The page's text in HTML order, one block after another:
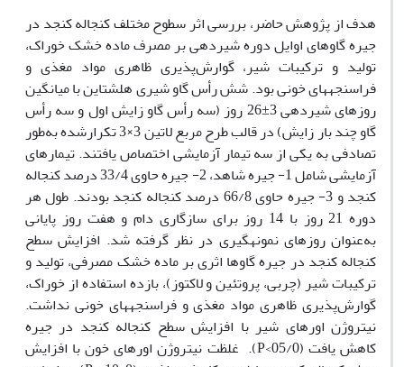
هدف از پژوهش حاضر، بررسی اثر سطوح مختلف کنجاله کنجد در
جیره گاوهای اوایل دوره شیردهی بر مصرف ماده خشک خوراک،
تولید و ترکیبات شیر، گوارش‌پذیری ظاهری مواد مغذی و
فراسنجه­های خونی بود. شش رأس گاو شیری هلشتاین با میانگین
روزهای شیردهی 3±26 روز (سه رأس گاو زایش اول و سه رأس
گاو چند بار زایش) در قالب طرح مربع لاتین 3×3 تکرارشده به‌طور
تصادفی به یکی از سه تیمار آزمایشی اختصاص یافتند. تیمارهای
آزمایشی شامل 1- جیره شاهد، 2- جیره حاوی 33/4 درصد کنجاله
کنجد و 3- جیره حاوی 66/8 درصد کنجاله کنجد بودند. طول هر
دوره 21 روز با 14 روز برای سازگاری دام و هفت روز پایانی
به‌عنوان روزهای نمونه­گیری در نظر گرفته شد. افزایش سطح
کنجاله کنجد در جیره گاوها اثری بر ماده خشک مصرفی، تولید و
ترکیبات شیر (چربی، پروتئین و لاکتوز)، بازده استفاده از خوراک،
گوارش‌پذیری ظاهری مواد مغذی و فراسنجه­های خونی نداشت.
نیتروژن اوره­ای شیر با افزایش سطح کنجاله کنجد در جیره
کاهش یافت (05/0>P). غلظت نیتروژن اوره­ای خون با افزایش